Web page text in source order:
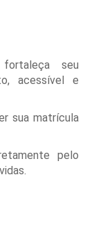
seu
acessível e
sua matrícula
pelo